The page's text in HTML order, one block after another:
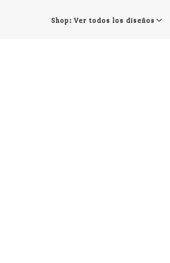
Shop: Ver todos los diseños